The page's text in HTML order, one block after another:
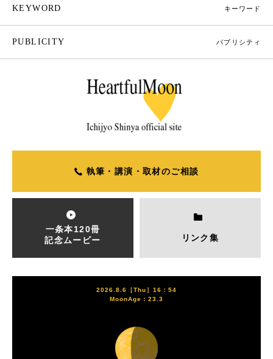
KEYWORD キーワード
PUBLICITY パブリシティ
執筆・講演・取材のご相談
一条本120冊
記念ムービー
リンク集
2026.8.6［Thu］16：54
MoonAge：23.3